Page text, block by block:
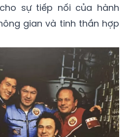
sự tiếp nối của hành
gian và tinh thần hợp